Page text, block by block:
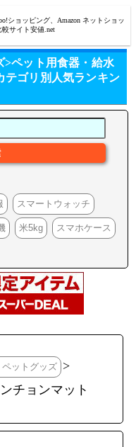
ショッピング、Amazon ネットショッ
サイト安値.net
>ペット用食器・給水
テゴリ別人気ランキン
スマートウォッチ
米5kg スマホケース
ットグッズ >
チョンマット